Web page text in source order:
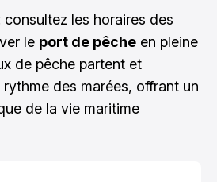
consultez les horaires des
le port de pêche en pleine
de pêche partent et
des marées, offrant un
de la vie maritime